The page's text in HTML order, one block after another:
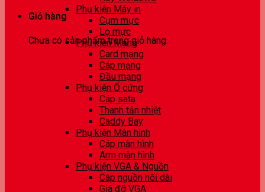
Giỏ hàng
Chưa có sản phẩm trong giỏ hàng.
Phụ kiện Máy in
Cụm mực
Lọ mực
Phụ kiện Mạng
Card mạng
Cáp mạng
Đầu mạng
Phụ kiện Ổ cứng
Cáp sata
Thanh tản nhiệt
Caddy Bay
Phụ kiện Màn hình
Cáp màn hình
Arm màn hình
Phụ kiện VGA & Nguồn
Cáp nguồn nối dài
Giá đỡ VGA